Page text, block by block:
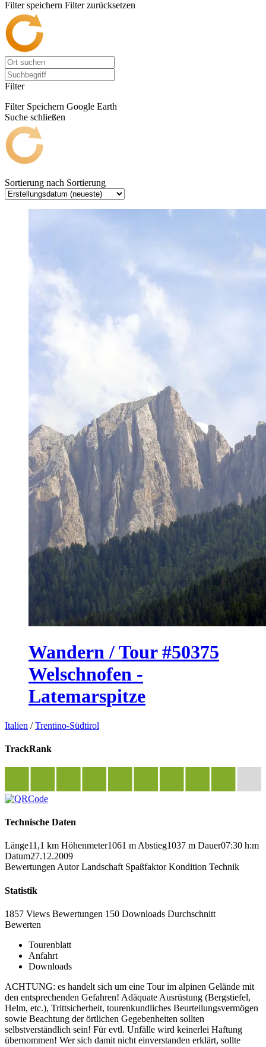
Filter speichern Filter zurücksetzen
Filter
Filter Speichern Google Earth
Suche schließen
Sortierung nach Sortierung
Wandern / Tour #50375
Welschnofen -
Latemarspitze
Italien /Trentino-Südtirol
TrackRank
Technische Daten
Länge11,1 km Höhenmeter1061 m Abstieg1037 m Dauer07:30 h:m
Datum27.12.2009
Bewertungen Autor Landschaft Spaßfaktor Kondition Technik
Statistik
1857 Views Bewertungen 150 Downloads Durchschnitt
Bewerten
Tourenblatt
Anfahrt
Downloads
ACHTUNG: es handelt sich um eine Tour im alpinen Gelände mit
den entsprechenden Gefahren! Adäquate Ausrüstung (Bergstiefel,
Helm, etc.), Trittsicherheit, tourenkundliches Beurteilungsvermögen
sowie Beachtung der örtlichen Gegebenheiten sollten
selbstverständlich sein! Für evtl. Unfälle wird keinerlei Haftung
übernommen! Wer sich damit nicht einverstanden erklärt, sollte